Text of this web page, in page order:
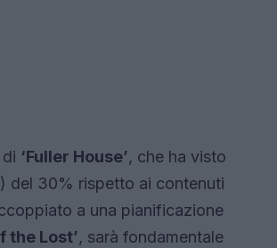
‘Fuller House’, che ha visto
del 30% rispetto ai contenuti
a una pianificazione
the Lost’, sarà fondamentale